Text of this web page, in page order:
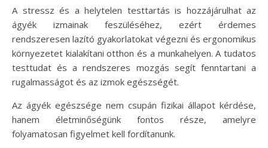
A stressz és a helytelen testtartás is hozzájárulhat az
ágyék izmainak feszüléséhez, ezért érdemes
rendszeresen lazító gyakorlatokat végezni és ergonomikus
környezetet kialakítani otthon és a munkahelyen. A tudatos
testtudat és a rendszeres mozgás segít fenntartani a
rugalmasságot és az izmok egészségét.
Az ágyék egészsége nem csupán fizikai állapot kérdése,
hanem életminőségünk fontos része, amelyre
folyamatosan figyelmet kell fordítanunk.